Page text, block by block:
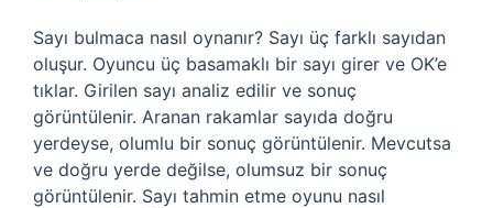
Sayı bulmaca nasıl oynanır? Sayı üç farklı sayıdan
oluşur. Oyuncu üç basamaklı bir sayı girer ve OK’e
tıklar. Girilen sayı analiz edilir ve sonuç
görüntülenir. Aranan rakamlar sayıda doğru
yerdeyse, olumlu bir sonuç görüntülenir. Mevcutsa
ve doğru yerde değilse, olumsuz bir sonuç
görüntülenir. Sayı tahmin etme oyunu nasıl